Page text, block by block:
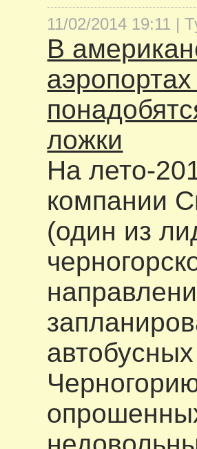
11/02/2014 19:11 |
В
ложки
На лето-
компании
(один из